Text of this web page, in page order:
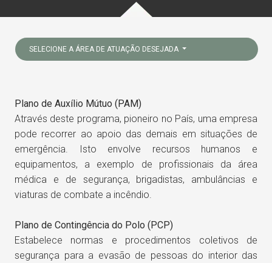
SELECIONE A ÁREA DE ATUAÇÃO DESEJADA
Plano de Auxílio Mútuo (PAM)
Através deste programa, pioneiro no País, uma empresa
pode recorrer ao apoio das demais em situações de
emergência. Isto envolve recursos humanos e
equipamentos, a exemplo de profissionais da área
médica e de segurança, brigadistas, ambulâncias e
viaturas de combate a incêndio.
Plano de Contingência do Polo (PCP)
Estabelece normas e procedimentos coletivos de
segurança para a evasão de pessoas do interior das